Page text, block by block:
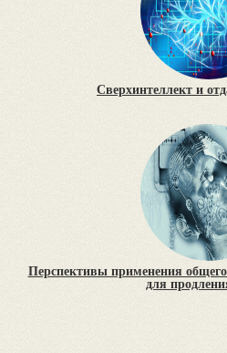
Сверхинтеллект и
Перспективы применения общего
для